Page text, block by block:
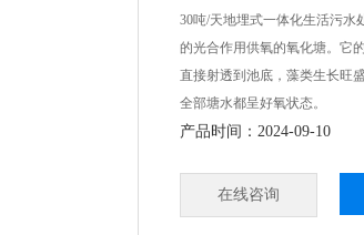
30吨/天地埋式一体化生活污水
的光合作用供氧的氧化塘。它
直接射透到池底，藻类生长旺
全部塘水都呈好氧状态。
产品时间：2024-09-10
在线咨询